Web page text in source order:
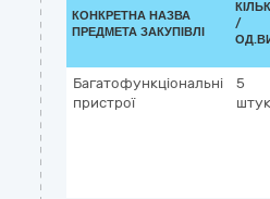
КОНКРЕТНА НАЗВА
ПРЕДМЕТА ЗАКУПІВЛІ
/
Багатофункціональні
пристрої
5